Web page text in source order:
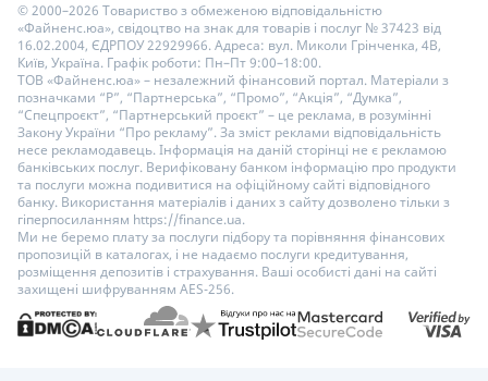
© 2000–2026 Товариство з обмеженою відповідальністю
«Файненс.юа», свідоцтво на знак для товарів і послуг № 37423 від
16.02.2004, ЄДРПОУ 22929966. Адреса: вул. Миколи Грінченка, 4В,
Київ, Україна. Графік роботи: Пн–Пт 9:00–18:00.
ТОВ «Файненс.юа» – незалежний фінансовий портал. Матеріали з
позначками “Р”, “Партнерська”, “Промо”, “Акція”, “Думка”,
“Спецпроєкт”, “Партнерський проєкт” – це реклама, в розумінні
Закону України “Про рекламу”. За зміст реклами відповідальність
несе рекламодавець. Інформація на даній сторінці не є рекламою
банківських послуг. Верифіковану банком інформацію про продукти
та послуги можна подивитися на офіційному сайті відповідного
банку. Використання матеріалів і даних з сайту дозволено тільки з
гіперпосиланням https://finance.ua.
Ми не беремо плату за послуги підбору та порівняння фінансових
пропозицій в каталогах, і не надаємо послуги кредитування,
розміщення депозитів і страхування. Ваші особисті дані на сайті
захищені шифруванням AES-256.